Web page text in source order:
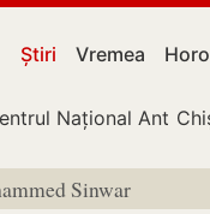
Știri Vremea
Național
Sinwar